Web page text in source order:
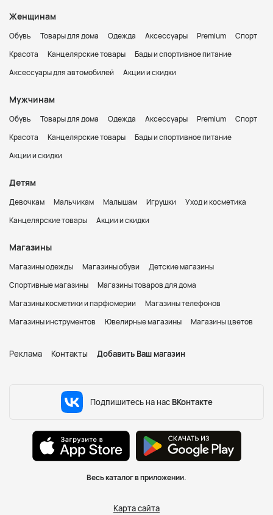
Женщинам
Обувь Товары для дома Одежда Аксессуары Premium
Спорт
Красота
Канцелярские товары
Бады и спортивное питание
Аксессуары для автомобилей
Акции и скидки
Мужчинам
Обувь Товары для дома Одежда Аксессуары Premium
Спорт
Красота
Канцелярские товары
Бады и спортивное питание
Акции и скидки
Детям
Девочкам Мальчикам Малышам Игрушки
Уход и косметика
Канцелярские товары
Акции и скидки
Магазины
Магазины одежды Магазины обуви
Детские магазины
Спортивные магазины
Магазины товаров для дома
Магазины косметики и парфюмерии
Магазины телефонов
Магазины инструментов
Ювелирные магазины Магазины цветов
Реклама Контакты Добавить Ваш магазин
Подпишитесь на нас ВКонтакте
Весь каталог в приложении.
Карта сайта